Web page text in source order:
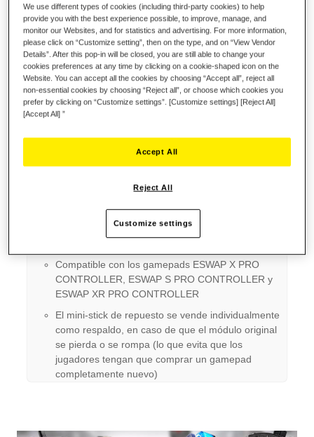
Lista de deseos
Sea el primero en dejar una reseña para este artículo
Detalles
Puntos clave:
Mini-stick modular retroiluminado NARANJA con
Función de retroiluminación ajustable con tres
niveles diferentes
La tecnología modular permite la sustitución
Compatible con los gamepads ESWAP X PRO
CONTROLLER, ESWAP S PRO CONTROLLER y
ESWAP XR PRO CONTROLLER
El mini-stick de repuesto se vende individualmente
como respaldo, en caso de que el módulo original
se pierda o se rompa (lo que evita que los
jugadores tengan que comprar un gamepad
completamente nuevo)
We use different types of cookies (including third-party cookies) to help
provide you with the best experience possible, to improve, manage, and
monitor our Websites, and for statistics and advertising. For more information,
please click on “Customize setting”, then on the type, and on “View Vendor
Details”. After this pop-in will be closed, you are still able to change your
cookies preferences at any time by clicking on a cookie-shaped icon on the
Website. You can accept all the cookies by choosing “Accept all”, reject all
non-essential cookies by choosing “Reject all”, or choose which cookies you
prefer by clicking on “Customize settings”. [Customize settings] [Reject All]
[Accept All] ”
Reject All
Accept All
Customize settings